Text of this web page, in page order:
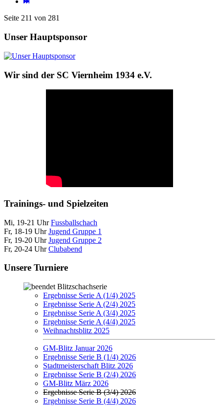
Seite 211 von 281
Unser Hauptsponsor
Wir sind der SC Viernheim 1934 e.V.
Trainings- und Spielzeiten
Mi, 19-21 UhrFussballschach
Fr, 18-19 UhrJugend Gruppe 1
Fr, 19-20 UhrJugend Gruppe 2
Fr, 20-24 UhrClubabend
Unsere Turniere
Blitzschachserie
Ergebnisse Serie A (1/4) 2025
Ergebnisse Serie A (2/4) 2025
Ergebnisse Serie A (3/4) 2025
Ergebnisse Serie A (4/4) 2025
Weihnachtsblitz 2025
GM-Blitz Januar 2026
Ergebnisse Serie B (1/4) 2026
Stadtmeisterschaft Blitz 2026
Ergebnisse Serie B (2/4) 2026
GM-Blitz März 2026
Ergebnisse Serie B (3/4) 2026
Ergebnisse Serie B (4/4) 2026